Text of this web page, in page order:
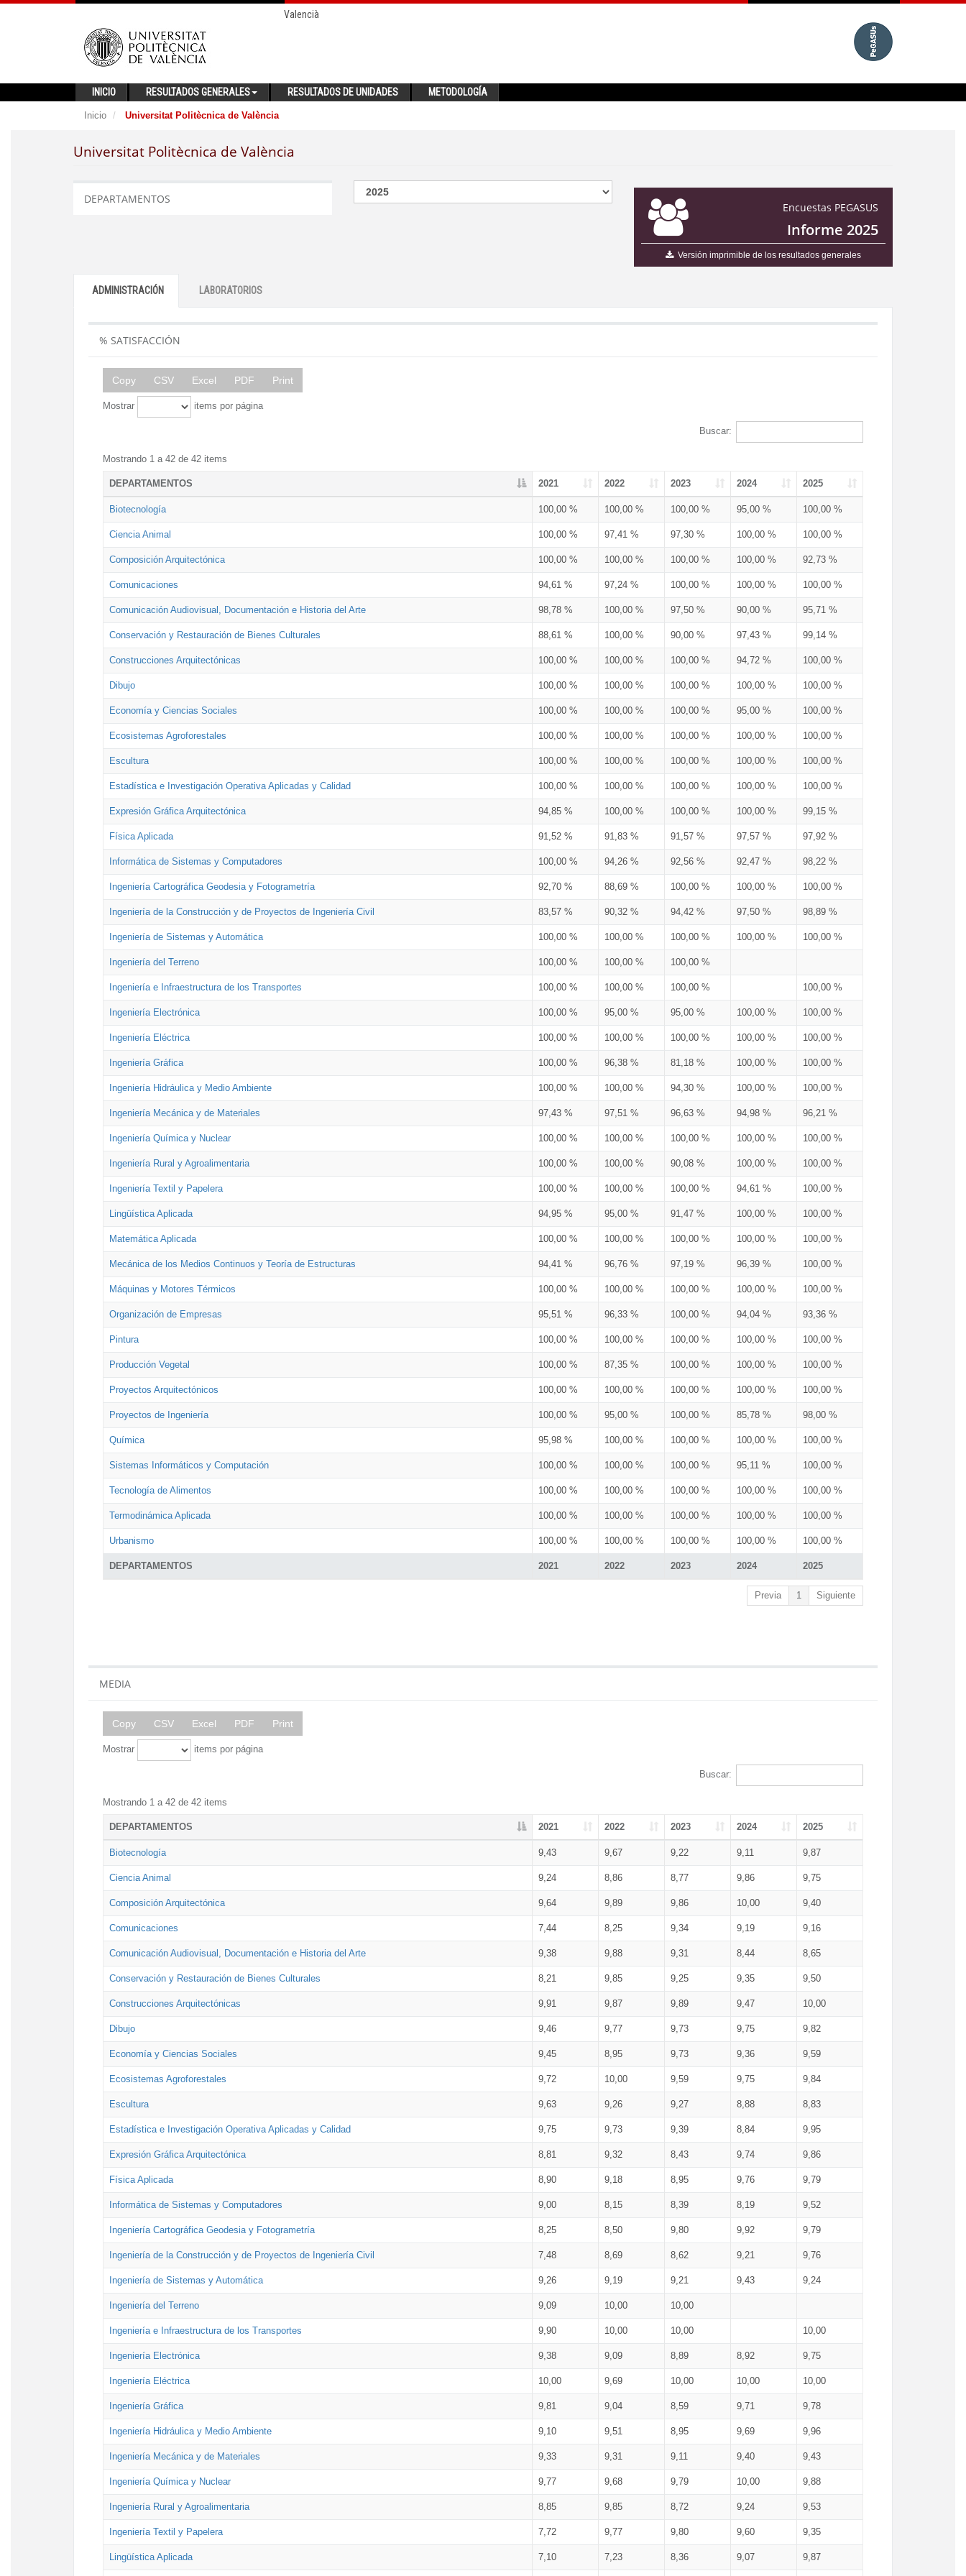
Valencià
INICIO RESULTADOS GENERALES RESULTADOS DE UNIDADES METODOLOGÍA
Inicio Universitat Politècnica de València
Universitat Politècnica de València
Encuestas PEGASUS
Informe 2025
Versión imprimible de los resultados generales
DEPARTAMENTOS
ADMINISTRACIÓN LABORATORIOS
% SATISFACCIÓN
Copy CSV Excel PDF Print
Mostrar items por página
Buscar:
Mostrando 1 a 42 de 42 items
DEPARTAMENTOS 2021 2022 2023 2024 2025
DEPARTAMENTOS 2021 2022 2023 2024 2025
Biotecnología 100,00 % 100,00 % 100,00 % 95,00 % 100,00 %
Ciencia Animal 100,00 % 97,41 % 97,30 % 100,00 % 100,00 %
Composición Arquitectónica 100,00 % 100,00 % 100,00 % 100,00 % 92,73 %
Comunicaciones 94,61 % 97,24 % 100,00 % 100,00 % 100,00 %
Comunicación Audiovisual, Documentación e Historia del Arte 98,78 % 100,00 % 97,50 % 90,00 % 95,71 %
Conservación y Restauración de Bienes Culturales 88,61 % 100,00 % 90,00 % 97,43 % 99,14 %
Construcciones Arquitectónicas 100,00 % 100,00 % 100,00 % 94,72 % 100,00 %
Dibujo 100,00 % 100,00 % 100,00 % 100,00 % 100,00 %
Economía y Ciencias Sociales 100,00 % 100,00 % 100,00 % 95,00 % 100,00 %
Ecosistemas Agroforestales 100,00 % 100,00 % 100,00 % 100,00 % 100,00 %
Escultura 100,00 % 100,00 % 100,00 % 100,00 % 100,00 %
Estadística e Investigación Operativa Aplicadas y Calidad 100,00 % 100,00 % 100,00 % 100,00 % 100,00 %
Expresión Gráfica Arquitectónica 94,85 % 100,00 % 100,00 % 100,00 % 99,15 %
Física Aplicada 91,52 % 91,83 % 91,57 % 97,57 % 97,92 %
Informática de Sistemas y Computadores 100,00 % 94,26 % 92,56 % 92,47 % 98,22 %
Ingeniería Cartográfica Geodesia y Fotogrametría 92,70 % 88,69 % 100,00 % 100,00 % 100,00 %
Ingeniería de la Construcción y de Proyectos de Ingeniería Civil 83,57 % 90,32 % 94,42 % 97,50 % 98,89 %
Ingeniería de Sistemas y Automática 100,00 % 100,00 % 100,00 % 100,00 % 100,00 %
Ingeniería del Terreno 100,00 % 100,00 % 100,00 %
Ingeniería e Infraestructura de los Transportes 100,00 % 100,00 % 100,00 % 100,00 %
Ingeniería Electrónica 100,00 % 95,00 % 95,00 % 100,00 % 100,00 %
Ingeniería Eléctrica 100,00 % 100,00 % 100,00 % 100,00 % 100,00 %
Ingeniería Gráfica 100,00 % 96,38 % 81,18 % 100,00 % 100,00 %
Ingeniería Hidráulica y Medio Ambiente 100,00 % 100,00 % 94,30 % 100,00 % 100,00 %
Ingeniería Mecánica y de Materiales 97,43 % 97,51 % 96,63 % 94,98 % 96,21 %
Ingeniería Química y Nuclear 100,00 % 100,00 % 100,00 % 100,00 % 100,00 %
Ingeniería Rural y Agroalimentaria 100,00 % 100,00 % 90,08 % 100,00 % 100,00 %
Ingeniería Textil y Papelera 100,00 % 100,00 % 100,00 % 94,61 % 100,00 %
Lingüística Aplicada 94,95 % 95,00 % 91,47 % 100,00 % 100,00 %
Matemática Aplicada 100,00 % 100,00 % 100,00 % 100,00 % 100,00 %
Mecánica de los Medios Continuos y Teoría de Estructuras 94,41 % 96,76 % 97,19 % 96,39 % 100,00 %
Máquinas y Motores Térmicos 100,00 % 100,00 % 100,00 % 100,00 % 100,00 %
Organización de Empresas 95,51 % 96,33 % 100,00 % 94,04 % 93,36 %
Pintura 100,00 % 100,00 % 100,00 % 100,00 % 100,00 %
Producción Vegetal 100,00 % 87,35 % 100,00 % 100,00 % 100,00 %
Proyectos Arquitectónicos 100,00 % 100,00 % 100,00 % 100,00 % 100,00 %
Proyectos de Ingeniería 100,00 % 95,00 % 100,00 % 85,78 % 98,00 %
Química 95,98 % 100,00 % 100,00 % 100,00 % 100,00 %
Sistemas Informáticos y Computación 100,00 % 100,00 % 100,00 % 95,11 % 100,00 %
Tecnología de Alimentos 100,00 % 100,00 % 100,00 % 100,00 % 100,00 %
Termodinámica Aplicada 100,00 % 100,00 % 100,00 % 100,00 % 100,00 %
Urbanismo 100,00 % 100,00 % 100,00 % 100,00 % 100,00 %
Previa 1 Siguiente
MEDIA
Copy CSV Excel PDF Print
Mostrar items por página
Buscar:
Mostrando 1 a 42 de 42 items
DEPARTAMENTOS 2021 2022 2023 2024 2025
Biotecnología 9,43 9,67 9,22 9,11 9,87
Ciencia Animal 9,24 8,86 8,77 9,86 9,75
Composición Arquitectónica 9,64 9,89 9,86 10,00 9,40
Comunicaciones 7,44 8,25 9,34 9,19 9,16
Comunicación Audiovisual, Documentación e Historia del Arte 9,38 9,88 9,31 8,44 8,65
Conservación y Restauración de Bienes Culturales 8,21 9,85 9,25 9,35 9,50
Construcciones Arquitectónicas 9,91 9,87 9,89 9,47 10,00
Dibujo 9,46 9,77 9,73 9,75 9,82
Economía y Ciencias Sociales 9,45 8,95 9,73 9,36 9,59
Ecosistemas Agroforestales 9,72 10,00 9,59 9,75 9,84
Escultura 9,63 9,26 9,27 8,88 8,83
Estadística e Investigación Operativa Aplicadas y Calidad 9,75 9,73 9,39 8,84 9,95
Expresión Gráfica Arquitectónica 8,81 9,32 8,43 9,74 9,86
Física Aplicada 8,90 9,18 8,95 9,76 9,79
Informática de Sistemas y Computadores 9,00 8,15 8,39 8,19 9,52
Ingeniería Cartográfica Geodesia y Fotogrametría 8,25 8,50 9,80 9,92 9,79
Ingeniería de la Construcción y de Proyectos de Ingeniería Civil 7,48 8,69 8,62 9,21 9,76
Ingeniería de Sistemas y Automática 9,26 9,19 9,21 9,43 9,24
Ingeniería del Terreno 9,09 10,00 10,00
Ingeniería e Infraestructura de los Transportes 9,90 10,00 10,00 10,00
Ingeniería Electrónica 9,38 9,09 8,89 8,92 9,75
Ingeniería Eléctrica 10,00 9,69 10,00 10,00 10,00
Ingeniería Gráfica 9,81 9,04 8,59 9,71 9,78
Ingeniería Hidráulica y Medio Ambiente 9,10 9,51 8,95 9,69 9,96
Ingeniería Mecánica y de Materiales 9,33 9,31 9,11 9,40 9,43
Ingeniería Química y Nuclear 9,77 9,68 9,79 10,00 9,88
Ingeniería Rural y Agroalimentaria 8,85 9,85 8,72 9,24 9,53
Ingeniería Textil y Papelera 7,72 9,77 9,80 9,60 9,35
Lingüística Aplicada 7,10 7,23 8,36 9,07 9,87